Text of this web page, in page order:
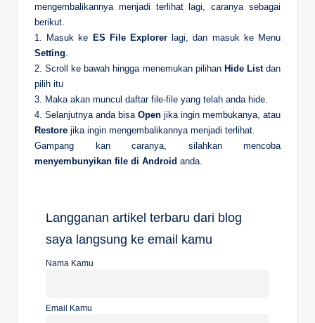
mengembalikannya menjadi terlihat lagi, caranya sebagai
berikut.
1. Masuk ke ES File Explorer lagi, dan masuk ke Menu
Setting.
2. Scroll ke bawah hingga menemukan pilihan Hide Listdan
pilih itu
3. Maka akan muncul daftar file-file yang telah anda hide.
4. Selanjutnya anda bisa Open jika ingin membukanya, atau
Restore jika ingin mengembalikannya menjadi terlihat.
Gampang kan caranya, silahkan mencoba
menyembunyikan file di Android anda.
Langganan artikel terbaru dari blog
saya langsung ke email kamu
Nama Kamu
Email Kamu